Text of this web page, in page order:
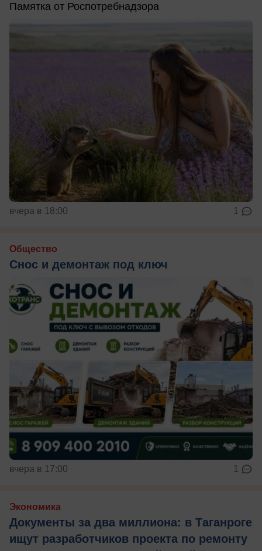
Памятка от Роспотребнадзора
вчера в 18:00 1
Общество
Снос и демонтаж под ключ
вчера в 17:00 1
Экономика
Документы за два миллиона: в Таганроге
ищут разработчиков проекта по ремонту